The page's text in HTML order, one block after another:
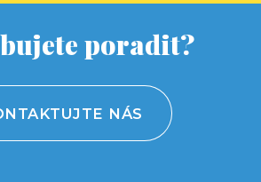
poradit?
NÁS